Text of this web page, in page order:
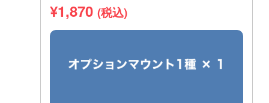
¥1,870 (税込)